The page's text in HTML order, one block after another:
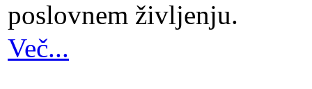
poslovnem življenju.
Več...